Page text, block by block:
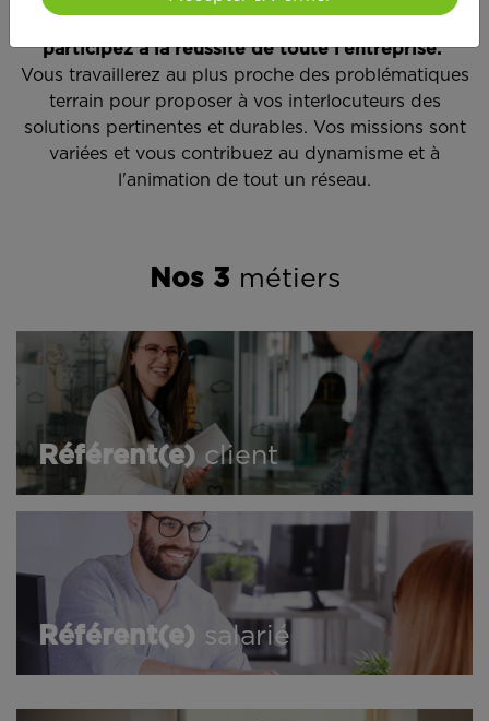
participez à la réussite de toute l'entreprise.
Vous travaillerez au plus proche des problématiques
terrain pour proposer à vos interlocuteurs des
solutions pertinentes et durables. Vos missions sont
variées et vous contribuez au dynamisme et à
l'animation de tout un réseau.
Nos 3 métiers
Référent(e) client
Référent(e) salarié